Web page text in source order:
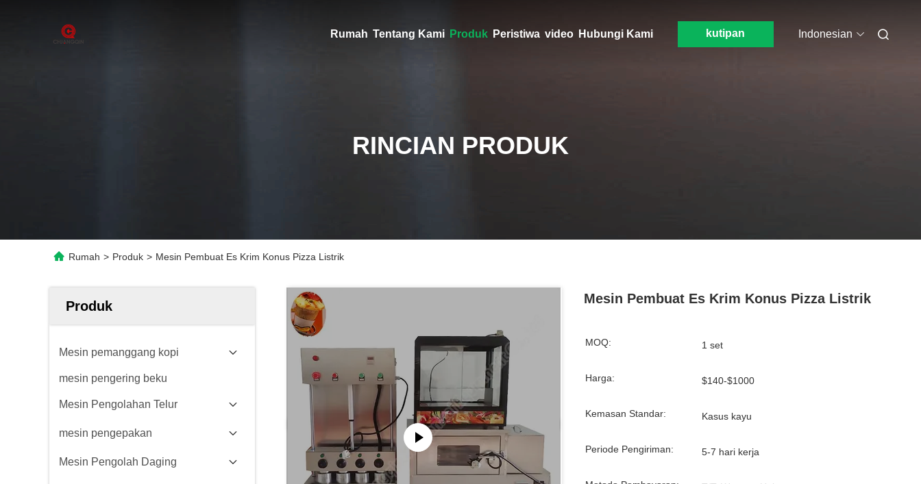
Rumah Tentang Kami Produk Peristiwa video Hubungi Kami kutipan Indonesian
RINCIAN PRODUK
Rumah > Produk > Mesin Pembuat Es Krim Konus Pizza Listrik
Produk
Mesin pemanggang kopi
mesin pengering beku
Mesin Pengolahan Telur
mesin pengepakan
Mesin Pengolah Daging
Mesin Pembuat Es Krim Konus Pizza Listrik
MOQ: 1 set
Harga: $140-$1000
Kemasan Standar: Kasus kayu
Periode Pengiriman: 5-7 hari kerja